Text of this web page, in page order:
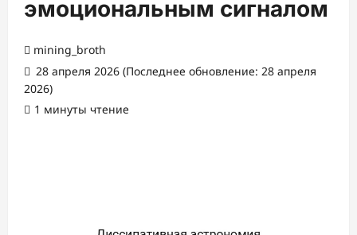
эмоциональным сигналом
mining_broth
28 апреля 2026 (Последнее обновление: 28 апреля
2026)
1 минуты чтение